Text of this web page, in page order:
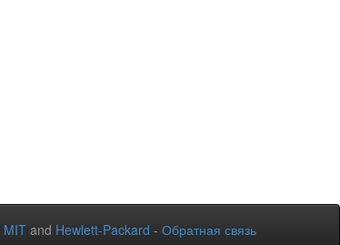
MIT and Hewlett-Packard - Обратная связь